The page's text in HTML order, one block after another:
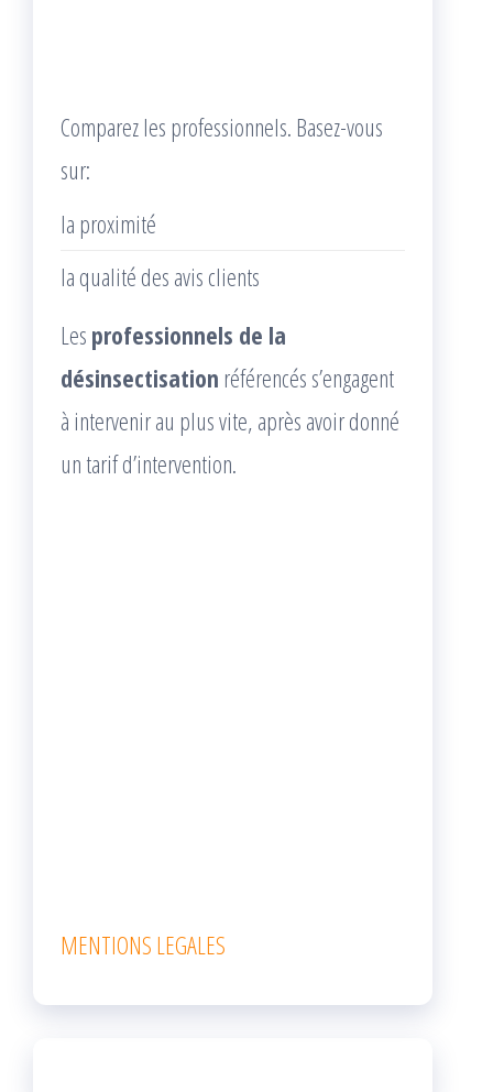
Comparez les professionnels. Basez-vous
sur:
la proximité
la qualité des avis clients
Les professionnels de la
désinsectisation référencés s’engagent
à intervenir au plus vite, après avoir donné
un tarif d’intervention.
MENTIONS LEGALES